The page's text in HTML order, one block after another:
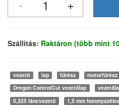
Szállítás: Raktáron (több mint
vezető lap fűrész motorfűrész
Oregon ControlCut vezetőlap
0,325 láncvezető
1,5 mm